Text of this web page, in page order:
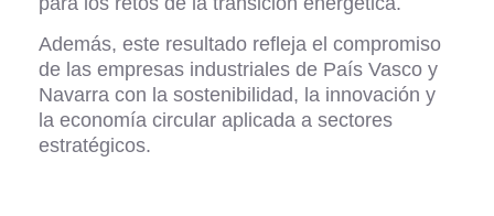
Además, este resultado refleja el compromiso
de las empresas industriales de País Vasco y
Navarra con la sostenibilidad, la innovación y
la economía circular aplicada a sectores
estratégicos.